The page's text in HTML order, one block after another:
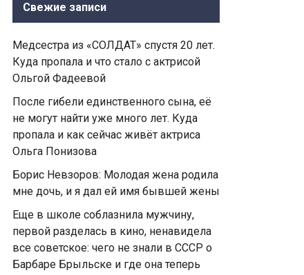
Свежие записи
Медсестра из «СОЛДАТ» спустя 20 лет.
Куда пропала и что стало с актрисой
Ольгой Фадеевой
После гибели единственного сына, её
не могут найти уже много лет. Куда
пропала и как сейчас живёт актриса
Ольга Понизова
Борис Невзоров: Молодая жена родила
мне дочь, и я дал ей имя бывшей жены
Еще в школе соблазнила мужчину,
первой разделась в кино, ненавидела
все советское: чего не знали в СССР о
Барбаре Брыльске и где она теперь